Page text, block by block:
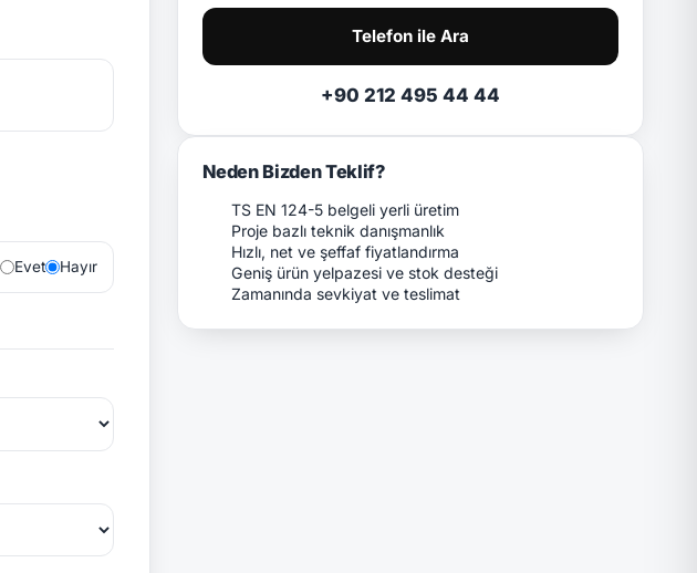
Evet Hayır
Telefon ile Ara
+90 212 495 44 44
Neden Bizden Teklif?
TS EN 124-5 belgeli yerli üretim
Proje bazlı teknik danışmanlık
Hızlı, net ve şeffaf fiyatlandırma
Geniş ürün yelpazesi ve stok desteği
Zamanında sevkiyat ve teslimat